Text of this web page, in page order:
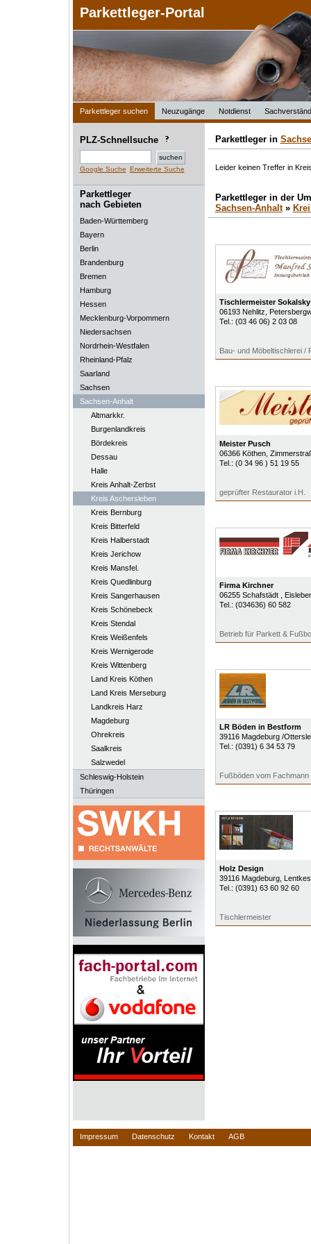
Parkettleger-Portal
Parkettleger suchen Neuzugänge Notdienst
PLZ-Schnellsuche
Google Suche Erweiterte Suche
Parkettleger
nach Gebieten
Baden-Württemberg
Bayern
Berlin
Brandenburg
Bremen
Hamburg
Hessen
Mecklenburg-Vorpommern
Niedersachsen
Nordrhein-Westfalen
Rheinland-Pfalz
Saarland
Sachsen
Sachsen-Anhalt
Altmarkkr.
Burgenlandkreis
Bördekreis
Dessau
Halle
Kreis Anhalt-Zerbst
Kreis Aschersleben
Kreis Bernburg
Kreis Bitterfeld
Kreis Halberstadt
Kreis Jerichow
Kreis Mansfel.
Kreis Quedlinburg
Kreis Sangerhausen
Kreis Schönebeck
Kreis Stendal
Kreis Weißenfels
Kreis Wernigerode
Kreis Wittenberg
Land Kreis Köthen
Land Kreis Merseburg
Landkreis Harz
Magdeburg
Ohrekreis
Saalkreis
Salzwedel
Schleswig-Holstein
Thüringen
Parkettleger in
Leider keinen Treffer in
Parkettleger in der
Sachsen-Anhalt»
Tischlermeister Sokalsky
06193 Nehlitz ,
Tel.: (03 46 06) 2 03 08
Bau- und Möbeltischlerei /
Meister Pusch
06366 Köthen,
Tel.: (0 34 96 ) 51 19 55
geprüfter Restaurator i.H.
Firma Kirchner
06255 Schafstädt
,
Tel.: (034636) 60 582
Betrieb für Parkett &
LR Böden in Bestform
39116 Magdeburg /
Tel.: (0391) 6 34 53 79
Fußböden vom Fachmann
Holz Design
39116 Magdeburg,
Tel.: (0391) 63 60 92 60
Tischlermeister
Impressum Datenschutz Kontakt AGB